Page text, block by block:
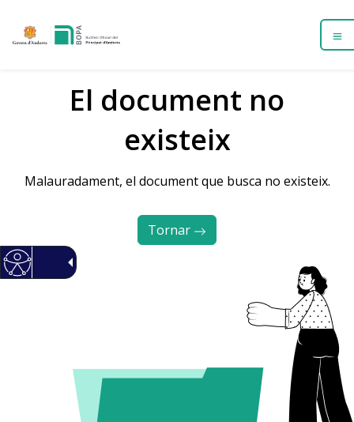
El document no
existeix
Malauradament, el document que busca no existeix.